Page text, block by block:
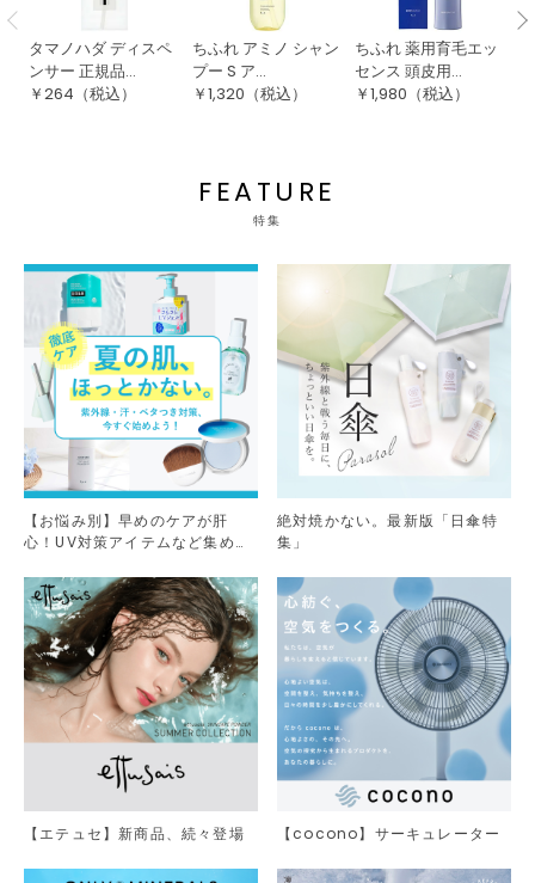
タマノハダ ディスペ
ンサー 正規品...
￥264 （税込）
ちふれ アミノ シャン
プー S ア...
￥1,320 （税込）
ちふれ 薬用育毛エッ
センス 頭皮用...
￥1,980 （税込）
FEATURE
特集
【お悩み別】早めのケアが肝
心！UV対策アイテムなど集めま
絶対焼かない。最新版「日傘特
集」
【エテュセ】新商品、続々登場 【cocono】サーキュレーター